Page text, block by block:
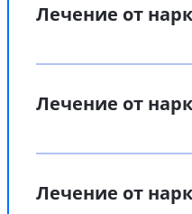
Лечение от
Лечение от
Лечение от